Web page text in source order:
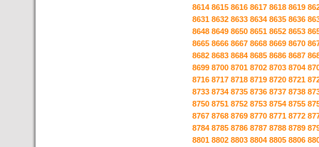
8614 8615 8616 8617 8618 8619
8631 8632 8633 8634 8635 8636
8648 8649 8650 8651 8652 8653
8665 8666 8667 8668 8669 8670
8682 8683 8684 8685 8686 8687
8699 8700 8701 8702 8703 8704
8716 8717 8718 8719 8720 8721
8733 8734 8735 8736 8737 8738
8750 8751 8752 8753 8754 8755
8767 8768 8769 8770 8771 8772
8784 8785 8786 8787 8788 8789
8801 8802 8803 8804 8805 8806